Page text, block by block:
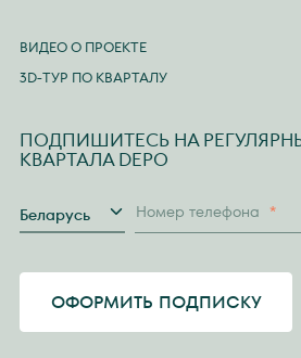
ВИДЕО О ПРОЕКТЕ
3D-ТУР ПО КВАРТАЛУ
ПОДПИШИТЕСЬ НА
КВАРТАЛА DEPO
Беларусь Номер телефона *
ОФОРМИТЬ ПОДПИСКУ